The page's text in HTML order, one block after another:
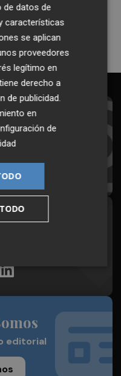
Boletín
hora en tu email
redes
medio
editorial
de datos de
características
se aplican
proveedores
legítimo en
derecho a
de publicidad.
en
de